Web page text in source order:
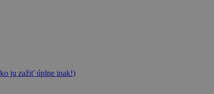
ju zažiť úplne inak!)